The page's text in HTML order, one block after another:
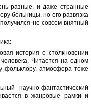
разные, и даже странные
больницы, но его развязка
не совсем внятный
история о столкновении
Читается на одном
фольклору, атмосфера тоже
научно-фантастический
в жанровые рамки и